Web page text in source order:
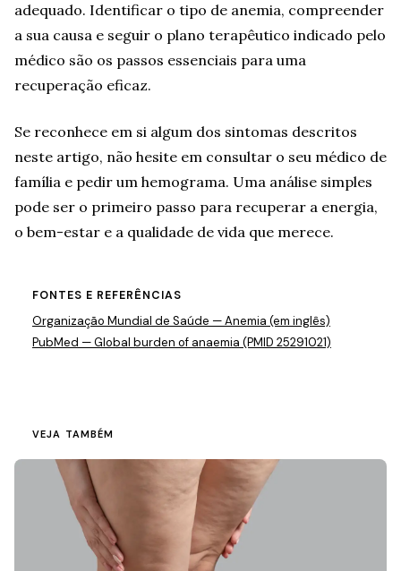
adequado. Identificar o tipo de anemia, compreender
a sua causa e seguir o plano terapêutico indicado pelo
médico são os passos essenciais para uma
recuperação eficaz.
Se reconhece em si algum dos sintomas descritos
neste artigo, não hesite em consultar o seu médico de
família e pedir um hemograma. Uma análise simples
pode ser o primeiro passo para recuperar a energia,
o bem-estar e a qualidade de vida que merece.
FONTES E REFERÊNCIAS
Organização Mundial de Saúde — Anemia (em inglês)
PubMed — Global burden of anaemia (PMID 25291021)
VEJA TAMBÉM